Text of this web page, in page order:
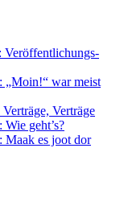
Veröffentlichungs-
„Moin!“ war meist
Verträge
geht’s?
Maak es joot dor